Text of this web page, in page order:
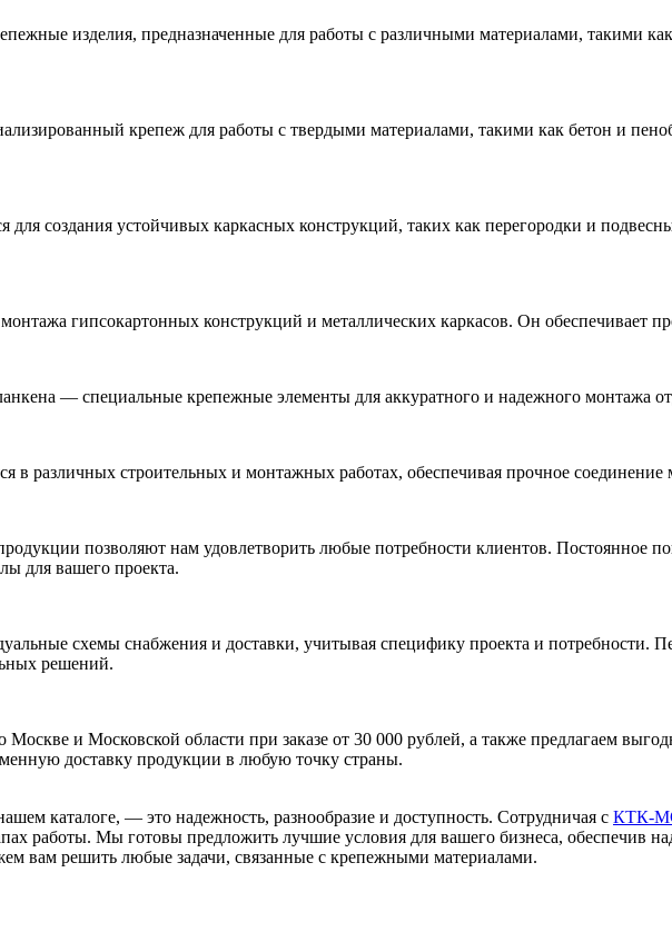
изделия, предназначенные для работы с различными материалами, такими
крепеж для работы с твердыми материалами, такими как бетон и
создания устойчивых каркасных конструкций, таких как перегородки и
гипсокартонных конструкций и металлических каркасов. Он обеспечивает
— специальные крепежные элементы для аккуратного и надежного монтажа
в различных строительных и монтажных работах, обеспечивая прочное соединение
позволяют нам удовлетворить любые потребности клиентов. Постоянное
для вашего проекта.
схемы снабжения и доставки, учитывая специфику проекта и потребности.
решений.
и Московской области при заказе от 30 000 рублей, а также предлагаем
доставку продукции в любую точку страны.
каталоге, — это надежность, разнообразие и доступность. Сотрудничая с КТК-
работы. Мы готовы предложить лучшие условия для вашего бизнеса, обеспечив
вам решить любые задачи, связанные с крепежными материалами.